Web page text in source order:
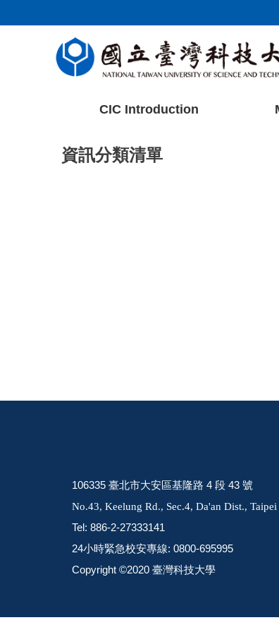
到
CIC Introduction
資訊分類清單
106335 臺北市大安區基隆路 4 段 43 號
No.43, Keelung Rd., Sec.4, Da'an Dist.,
Tel: 886-2-27333141
24小時緊急校安專線: 0800-695995
Copyright ©2020 臺灣科技大學